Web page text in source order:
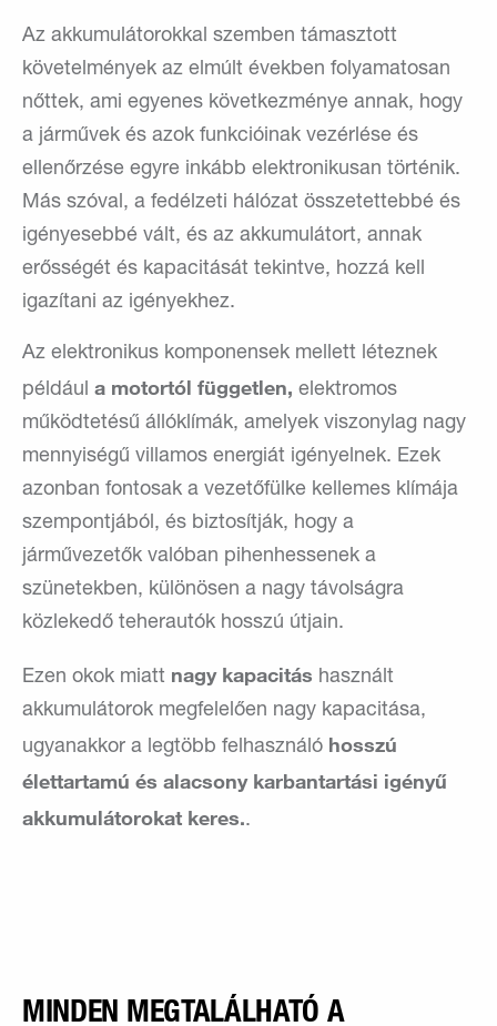
Az akkumulátorokkal szemben támasztott
követelmények az elmúlt években folyamatosan
nőttek, ami egyenes következménye annak, hogy
a járművek és azok funkcióinak vezérlése és
ellenőrzése egyre inkább elektronikusan történik.
Más szóval, a fedélzeti hálózat összetettebbé és
igényesebbé vált, és az akkumulátort, annak
erősségét és kapacitását tekintve, hozzá kell
igazítani az igényekhez.
Az elektronikus komponensek mellett léteznek
például a motortól független, elektromos
működtetésű állóklímák, amelyek viszonylag nagy
mennyiségű villamos energiát igényelnek. Ezek
azonban fontosak a vezetőfülke kellemes klímája
szempontjából, és biztosítják, hogy a
járművezetők valóban pihenhessenek a
szünetekben, különösen a nagy távolságra
közlekedő teherautók hosszú útjain.
Ezen okok miatt nagy kapacitás használt
akkumulátorok megfelelően nagy kapacitása,
ugyanakkor a legtöbb felhasználó hosszú
élettartamú és alacsony karbantartási igényű
akkumulátorokat keres..
MINDEN MEGTALÁLHATÓ A